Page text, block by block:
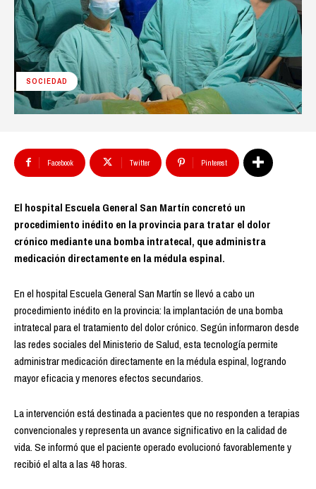
SOCIEDAD
Facebook Twitter Pinterest
El hospital Escuela General San Martín concretó un
procedimiento inédito en la provincia para tratar el dolor
crónico mediante una bomba intratecal, que administra
medicación directamente en la médula espinal.
En el hospital Escuela General San Martín se llevó a cabo un
procedimiento inédito en la provincia: la implantación de una bomba
intratecal para el tratamiento del dolor crónico. Según informaron desde
las redes sociales del Ministerio de Salud, esta tecnología permite
administrar medicación directamente en la médula espinal, logrando
mayor eficacia y menores efectos secundarios.
La intervención está destinada a pacientes que no responden a terapias
convencionales y representa un avance significativo en la calidad de
vida. Se informó que el paciente operado evolucionó favorablemente y
recibió el alta a las 48 horas.